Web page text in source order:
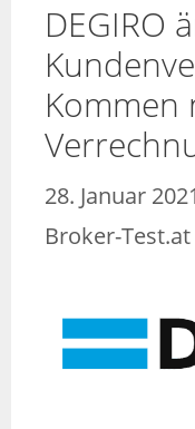
DEGIRO
Kommen
28. Januar 2021
Broker-Test.at